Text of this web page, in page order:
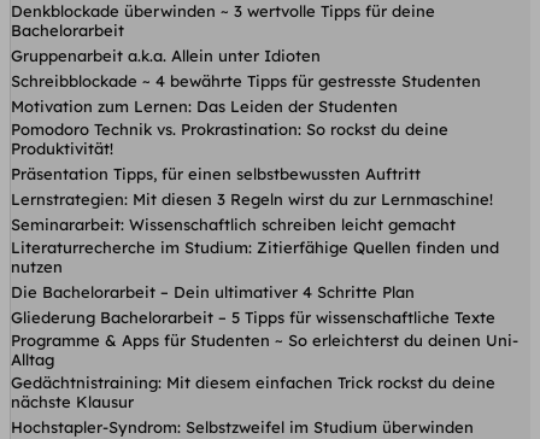
Denkblockade überwinden ~ 3 wertvolle Tipps für deine
Bachelorarbeit
Gruppenarbeit a.k.a. Allein unter Idioten
Schreibblockade ~ 4 bewährte Tipps für gestresste Studenten
Motivation zum Lernen: Das Leiden der Studenten
Pomodoro Technik vs. Prokrastination: So rockst du deine
Produktivität!
Präsentation Tipps, für einen selbstbewussten Auftritt
Lernstrategien: Mit diesen 3 Regeln wirst du zur Lernmaschine!
Seminararbeit: Wissenschaftlich schreiben leicht gemacht
Literaturrecherche im Studium: Zitierfähige Quellen finden und
nutzen
Die Bachelorarbeit – Dein ultimativer 4 Schritte Plan
Gliederung Bachelorarbeit – 5 Tipps für wissenschaftliche Texte
Programme & Apps für Studenten ~ So erleichterst du deinen Uni-
Alltag
Gedächtnistraining: Mit diesem einfachen Trick rockst du deine
nächste Klausur
Hochstapler-Syndrom: Selbstzweifel im Studium überwinden